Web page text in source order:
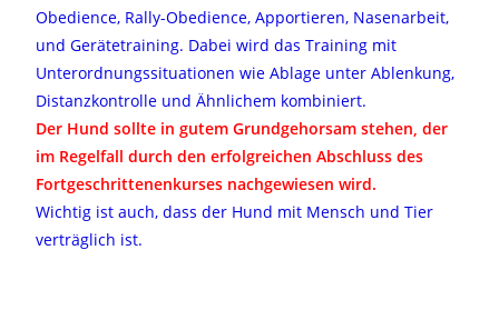
Obedience, Rally-Obedience, Apportieren, Nasenarbeit,
und Gerätetraining. Dabei wird das Training mit
Unterordnungssituationen wie Ablage unter Ablenkung,
Distanzkontrolle und Ähnlichem kombiniert.
Der Hund sollte in gutem Grundgehorsam stehen, der
im Regelfall durch den erfolgreichen Abschluss des
Fortgeschrittenenkurses nachgewiesen wird.
Wichtig ist auch, dass der Hund mit Mensch und Tier
verträglich ist.